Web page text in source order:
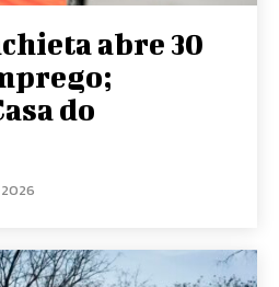
abre 30
do
2026